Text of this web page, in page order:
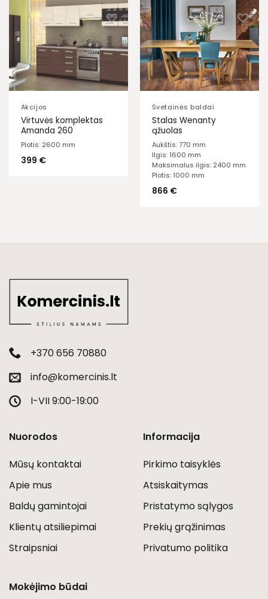
Akcijos
Virtuvės komplektas
Amanda 260
Plotis: 2600 mm
399 €
Svetainės baldai
Stalas Wenanty
ąžuolas
Aukštis: 770 mm
Ilgis: 1600 mm
Maksimalus ilgis: 2400 mm
Plotis: 1000 mm
866 €
+370 656 70880
info@komercinis.lt
I-VII 9:00-19:00
Nuorodos
Mūsų kontaktai
Apie mus
Baldų gamintojai
Klientų atsiliepimai
Straipsniai
Informacija
Pirkimo taisyklės
Atsiskaitymas
Pristatymo sąlygos
Prekių grąžinimas
Privatumo politika
Mokėjimo būdai